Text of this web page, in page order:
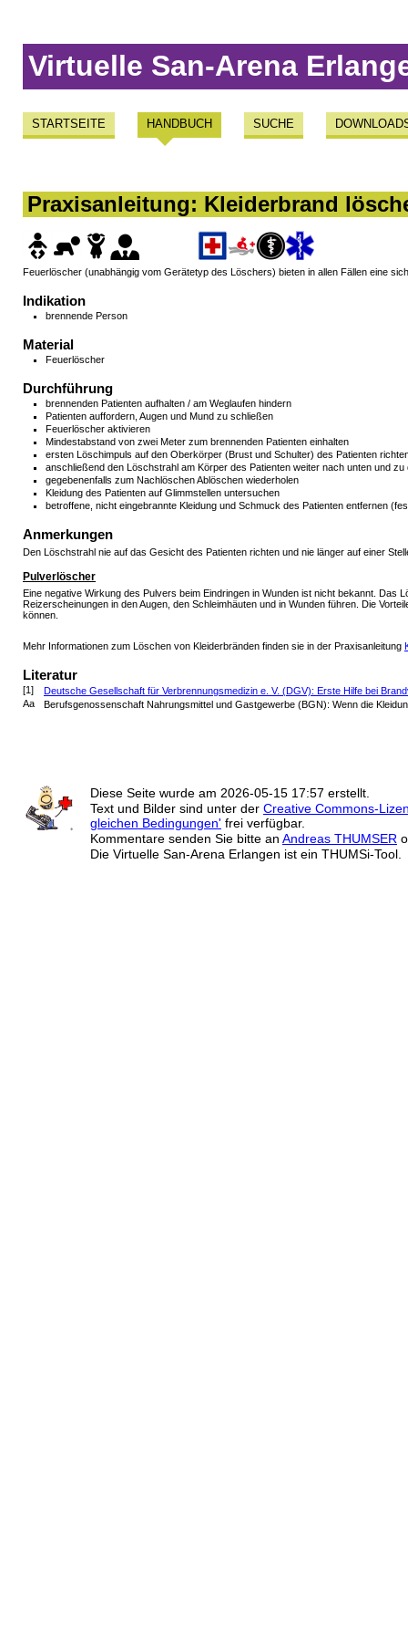
Virtuelle San-Arena
STARTSEITE HANDBUCH SUCHE
Praxisanleitung: Kleiderbrand
Feuerlöscher (unabhängig vom Gerätetyp des Löschers) bieten in allen Fällen eine
Indikation
brennende Person
Material
Feuerlöscher
Durchführung
brennenden Patienten aufhalten / am Weglaufen hindern
Patienten auffordern, Augen und Mund zu schließen
Feuerlöscher aktivieren
Mindestabstand von zwei Meter zum brennenden Patienten einhalten
ersten Löschimpuls auf den Oberkörper (Brust und Schulter) des Patienten
anschließend den Löschstrahl am Körper des Patienten weiter nach unten und zu
gegebenenfalls zum Nachlöschen Ablöschen wiederholen
Kleidung des Patienten auf Glimmstellen untersuchen
betroffene, nicht eingebrannte Kleidung und Schmuck des Patienten entfernen
Anmerkungen
Den Löschstrahl nie auf das Gesicht des Patienten richten und nie länger auf einer
Pulverlöscher
Eine negative Wirkung des Pulvers beim Eindringen in Wunden ist nicht bekannt.
Reizerscheinungen in den Augen, den Schleimhäuten und in Wunden führen. Die
können.
Mehr Informationen zum Löschen von Kleiderbränden finden sie in der Praxisanleitung
Literatur
[1]
Deutsche Gesellschaft für Verbrennungsmedizin e. V. (DGV): Erste Hilfe bei
Aa
Berufsgenossenschaft Nahrungsmittel und Gastgewerbe (BGN): Wenn die
Diese Seite wurde am 2026-05-15 17:57 erstellt.
Text und Bilder sind unter der Creative Commons-
gleichen Bedingungen' frei verfügbar.
Kommentare senden Sie bitte an Andreas THUMSER
Die Virtuelle San-Arena Erlangen ist ein THUMSi-Tool.